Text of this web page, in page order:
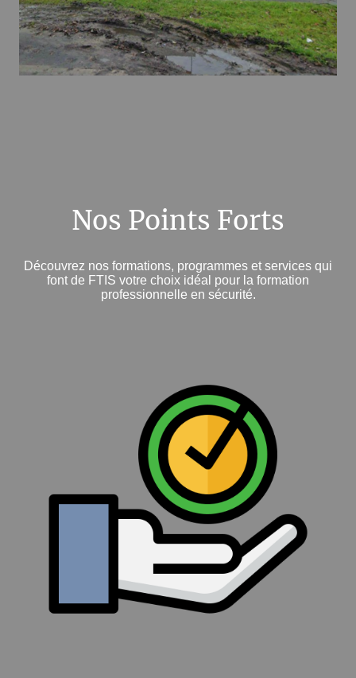
Nos Points Forts
Découvrez nos formations, programmes et services qui
font de FTIS votre choix idéal pour la formation
professionnelle en sécurité.